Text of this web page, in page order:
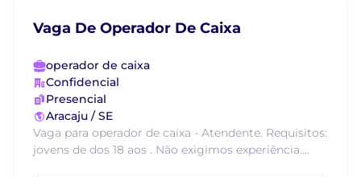
Vaga De Operador De Caixa
operador de caixa
Confidencial
Presencial
Aracaju / SE
Vaga para operador de caixa - Atendente. Requisitos:
jovens de dos 18 aos . Não exigimos experiência....